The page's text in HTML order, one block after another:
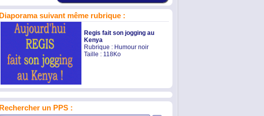
Diaporama suivant même rubrique :
Regis fait son jogging au
Kenya
Rubrique : Humour noir
Taille : 118Ko
Rechercher un PPS :